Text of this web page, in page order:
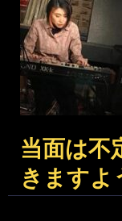
当面は
きますよ